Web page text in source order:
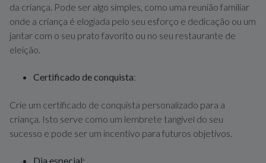
da criança. Pode ser algo simples, como uma reunião familiar
onde a criança é elogiada pelo seu esforço e dedicação ou um
jantar com o seu prato favorito ou no seu restaurante de
eleição.
Certificado de conquista:
Crie um certificado de conquista personalizado para a
criança. Isto serve como um lembrete tangível do seu
sucesso e pode ser um incentivo para futuros objetivos.
Dia especial: